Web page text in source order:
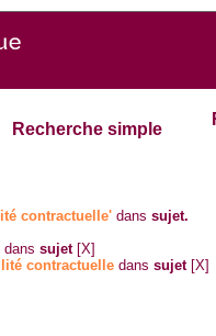
Recherche simple
contractuelle' danssujet.
danssujet [X]
contractuelle danssujet [X]